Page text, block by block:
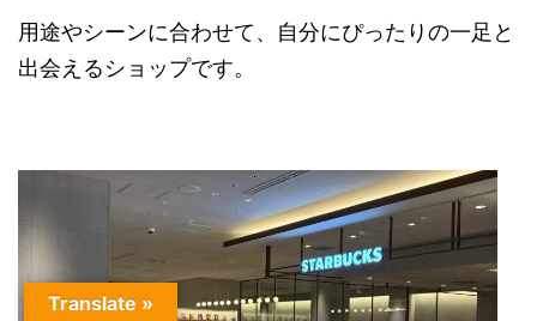
用途やシーンに合わせて、自分にぴったりの一足と
出会えるショップです。
Translate »